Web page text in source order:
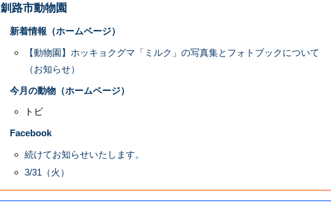
釧路市動物園
新着情報（ホームページ）
【動物園】ホッキョクグマ「ミルク」の写真集とフォトブックについて
（お知らせ）
今月の動物（ホームページ）
トビ
Facebook
続けてお知らせいたします。
3/31（火）